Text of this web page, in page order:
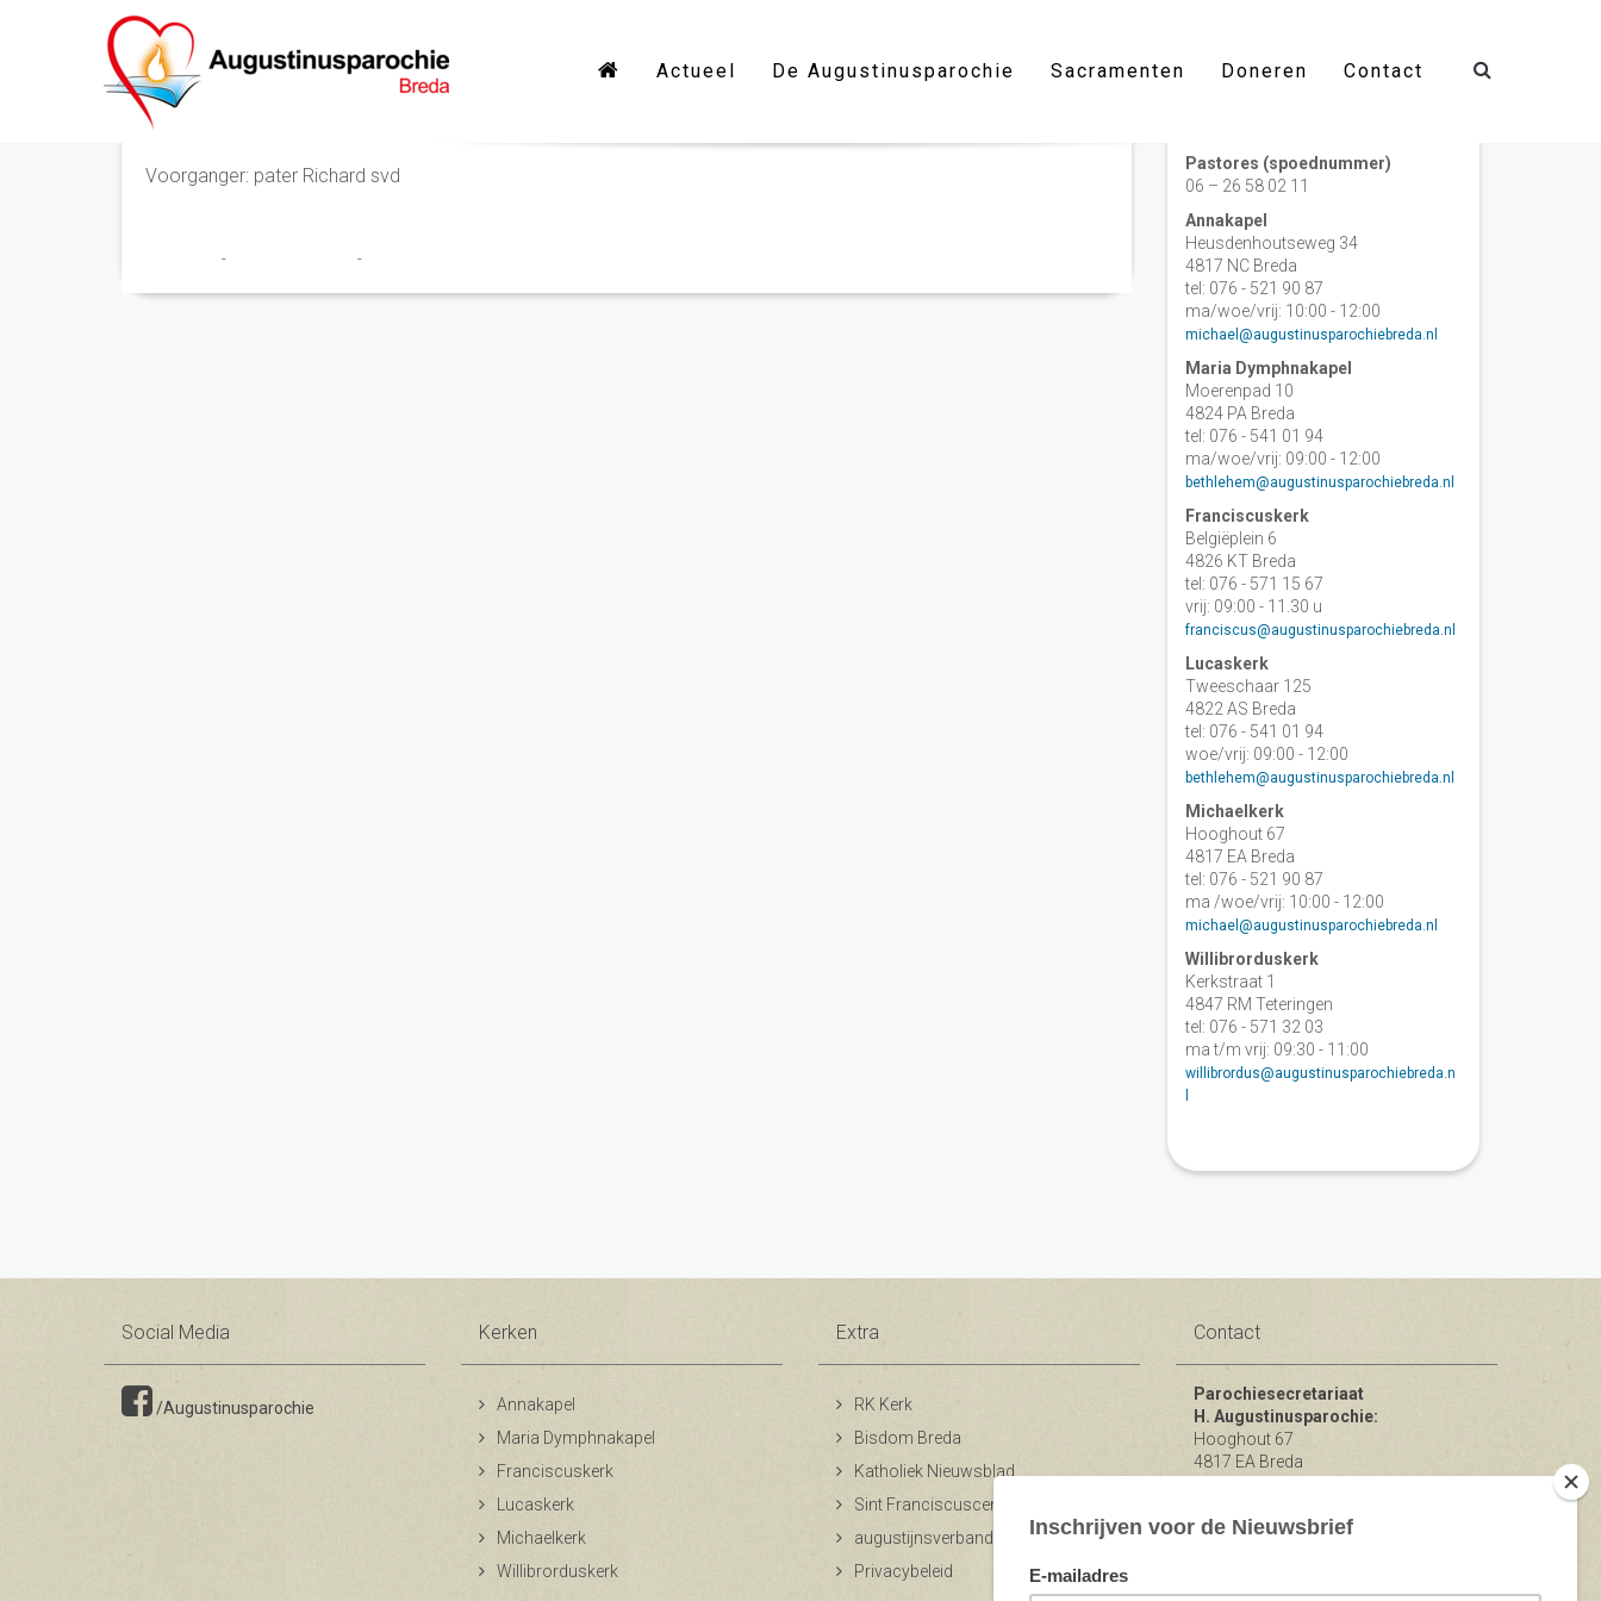
Actueel De Augustinusparochie Sacramenten Doneren Contact
Eucharistieviering
Voorganger: pater Richard svd
- -
Pastores (spoednummer)
06 – 26 58 02 11
Annakapel
Heusdenhoutseweg 34
4817 NC Breda
tel: 076 - 521 90 87
ma/woe/vrij: 10:00 - 12:00
michael@augustinusparochiebreda.nl
Maria Dymphnakapel
Moerenpad 10
4824 PA Breda
tel: 076 - 541 01 94
ma/woe/vrij: 09:00 - 12:00
bethlehem@augustinusparochiebreda.nl
Franciscuskerk
Belgiëplein 6
4826 KT Breda
tel: 076 - 571 15 67
vrij: 09:00 - 11.30 u
franciscus@augustinusparochiebreda.nl
Lucaskerk
Tweeschaar 125
4822 AS Breda
tel: 076 - 541 01 94
woe/vrij: 09:00 - 12:00
bethlehem@augustinusparochiebreda.nl
Michaelkerk
Hooghout 67
4817 EA Breda
tel: 076 - 521 90 87
ma /woe/vrij: 10:00 - 12:00
michael@augustinusparochiebreda.nl
Willibrorduskerk
Kerkstraat 1
4847 RM Teteringen
tel: 076 - 571 32 03
ma t/m vrij: 09:30 - 11:00
willibrordus@augustinusparochiebreda.n
Social Media
/Augustinusparochie
Kerken
Annakapel
Maria Dymphnakapel
Franciscuskerk
Lucaskerk
Michaelkerk
Willibrorduskerk
Extra
RK Kerk
Bisdom Breda
Katholiek Nieuwsblad
Sint Franciscuscentrum
augustijnsverband.nl
Privacybeleid
Contact
Parochiesecretariaat
H. Augustinusparochie:
Hooghout 67
4817 EA Breda
Bereikbaar op ma-woe-vrijdag van